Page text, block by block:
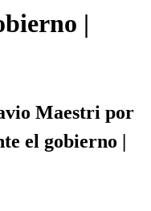
|
Maestri por
el gobierno |